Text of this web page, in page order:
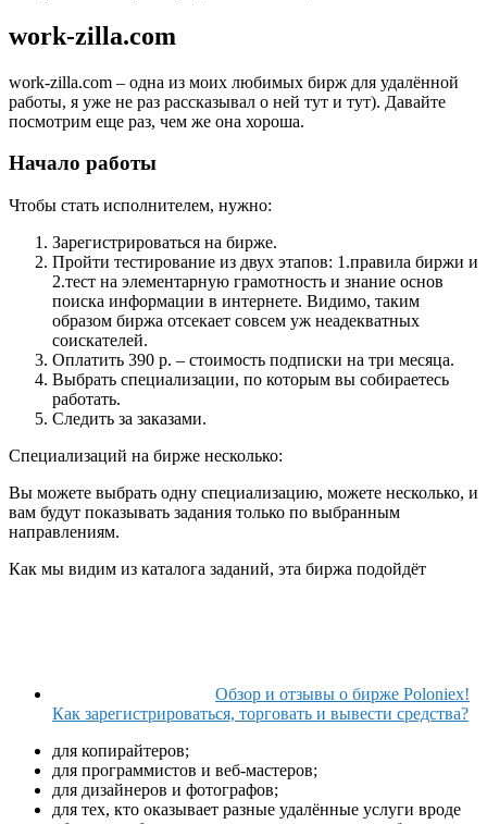
work-zilla.com
work-zilla.com – одна из моих любимых бирж для удалённой
работы, я уже не раз рассказывал о ней тут и тут). Давайте
посмотрим еще раз, чем же она хороша.
Начало работы
Чтобы стать исполнителем, нужно:
Зарегистрироваться на бирже.
Пройти тестирование из двух этапов: 1.правила биржи и
2.тест на элементарную грамотность и знание основ
поиска информации в интернете. Видимо, таким
образом биржа отсекает совсем уж неадекватных
соискателей.
Оплатить 390 р. – стоимость подписки на три месяца.
Выбрать специализации, по которым вы собираетесь
работать.
Следить за заказами.
Специализаций на бирже несколько:
Вы можете выбрать одну специализацию, можете несколько, и
вам будут показывать задания только по выбранным
направлениям.
Как мы видим из каталога заданий, эта биржа подойдёт
Обзор и отзывы о бирже Poloniex!
Как зарегистрироваться, торговать и вывести средства?
для копирайтеров;
для программистов и веб-мастеров;
для дизайнеров и фотографов;
для тех, кто оказывает разные удалённые услуги вроде